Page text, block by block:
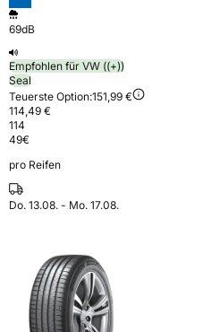
69dB
Empfohlen für VW ((+))
Seal
Teuerste Option:151,99 €
114,49 €
114
49€
pro Reifen
Do. 13.08. - Mo. 17.08.